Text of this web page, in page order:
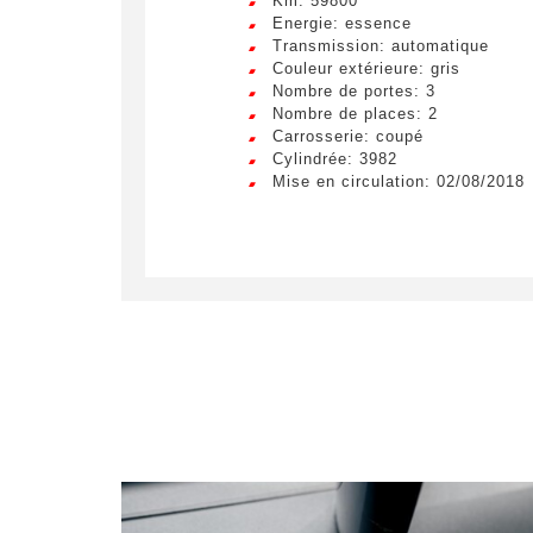
E-mail *
Lorem
Energie: essence
Transmission: automatique
Couleur extérieure: gris
Nombre de portes: 3
Nombre de places: 2
Carrosserie: coupé
Cylindrée: 3982
Mise en circulation: 02/08/2018